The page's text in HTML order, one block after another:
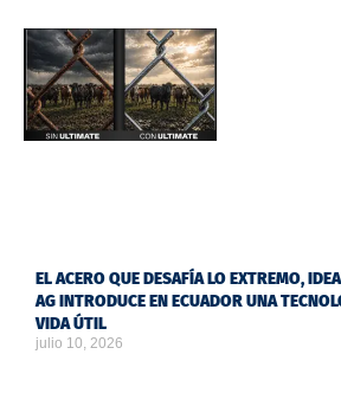
EL ACERO QUE DESAFÍA LO EXTREMO,
AG INTRODUCE EN ECUADOR UNA
VIDA ÚTIL
julio 10, 2026